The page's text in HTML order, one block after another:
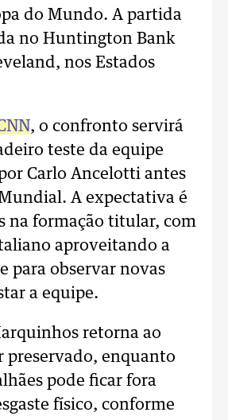
do Mundo. A partida
no Huntington Bank
nos Estados
, o confronto servirá
teste da equipe
Carlo Ancelotti antes
A expectativa é
na formação titular, com
aproveitando a
para observar novas
a equipe.
retorna ao
preservado, enquanto
pode ficar fora
físico, conforme